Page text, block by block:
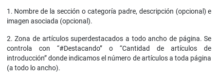
1. Nombre de la sección o categoría padre, descripción (opcional) e
imagen asociada (opcional).
2. Zona de artículos superdestacados a todo ancho de página. Se
controla con “#Destacando” o “Cantidad de artículos de
introducción” donde indicamos el número de artículos a toda página
(a todo lo ancho).